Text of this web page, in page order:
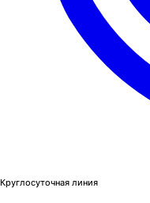
Круглосуточная линия